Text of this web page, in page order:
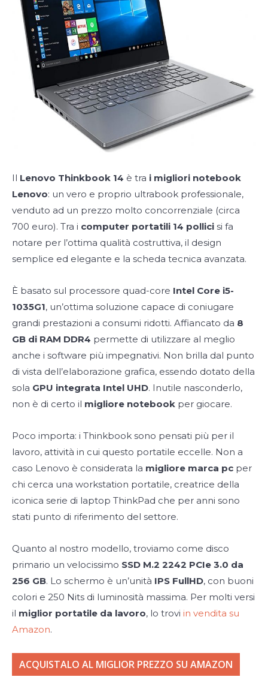
Il Lenovo Thinkbook 14 è tra i migliori notebook
Lenovo: un vero e proprio ultrabook professionale,
venduto ad un prezzo molto concorrenziale (circa
700 euro). Tra i computer portatili 14 pollici si fa
notare per l’ottima qualità costruttiva, il design
semplice ed elegante e la scheda tecnica avanzata.
È basato sul processore quad-core Intel Core i5-
1035G1, un’ottima soluzione capace di coniugare
grandi prestazioni a consumi ridotti. Affiancato da 8
GB di RAM DDR4 permette di utilizzare al meglio
anche i software più impegnativi. Non brilla dal punto
di vista dell’elaborazione grafica, essendo dotato della
sola GPU integrata Intel UHD. Inutile nasconderlo,
non è di certo il migliore notebook per giocare.
Poco importa: i Thinkbook sono pensati più per il
lavoro, attività in cui questo portatile eccelle. Non a
caso Lenovo è considerata la migliore marca pc per
chi cerca una workstation portatile, creatrice della
iconica serie di laptop ThinkPad che per anni sono
stati punto di riferimento del settore.
Quanto al nostro modello, troviamo come disco
primario un velocissimo SSD M.2 2242 PCIe 3.0 da
256 GB. Lo schermo è un’unità IPS FullHD, con buoni
colori e 250 Nits di luminosità massima. Per molti versi
il miglior portatile da lavoro, lo trovi in vendita su
Amazon.
ACQUISTALO AL MIGLIOR PREZZO SU AMAZON